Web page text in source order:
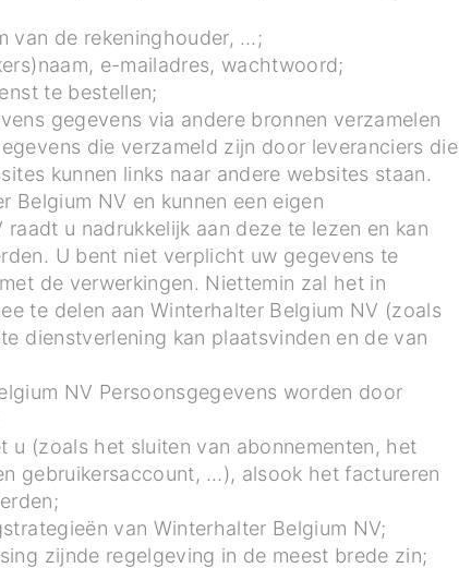
van de rekeninghouder, …;
e-mailadres, wachtwoord;
te bestellen;
gegevens via andere bronnen verzamelen
die verzameld zijn door leveranciers die
kunnen links naar andere websites staan.
NV en kunnen een eigen
u nadrukkelijk aan deze te lezen en kan
U bent niet verplicht uw gegevens te
de verwerkingen. Niettemin zal het in
te delen aan Winterhalter Belgium NV (zoals
dienstverlening kan plaatsvinden en de van
NV Persoonsgegevens worden door
u (zoals het sluiten van abonnementen, het
gebruikersaccount, …), alsook het factureren
van Winterhalter Belgium NV;
zijnde regelgeving in de meest brede zin;